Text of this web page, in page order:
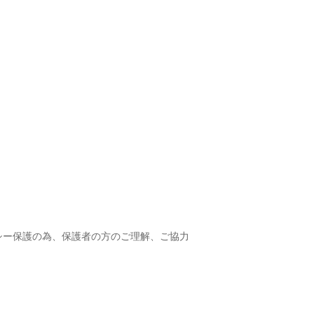
保護の為、保護者の方のご理解、ご協力